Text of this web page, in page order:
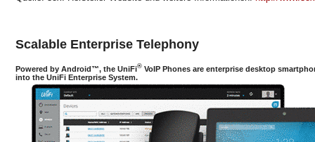
Scalable Enterprise Telephony
Powered by Android™, the UniFi® VoIP Phones are enterprise desktop
into the UniFi Enterprise System.